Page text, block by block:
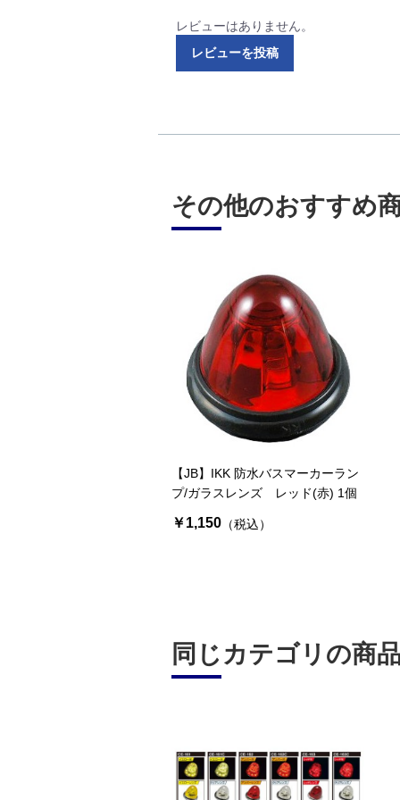
レビューはありません。
レビューを投稿
その他のおすすめ
【JB】IKK 防水バスマーカーラン
プ/ガラスレンズ レッド(赤) 1個
￥1,150 （税込）
同じカテゴリの商